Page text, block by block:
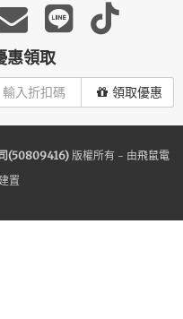
惠領取
領取優惠
(50809416)版權所有 - 由飛鼠電
置